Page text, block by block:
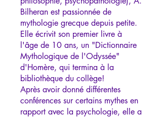
Bilheran est passionnée de
mythologie grecque depuis petite.
Elle écrivit son premier livre à
l'âge de 10 ans, un "Dictionnaire
Mythologique de l'Odyssée"
d'Homère, qui termina à la
bibliothèque du collège!
Après avoir donné différentes
conférences sur certains mythes en
rapport avec la psychologie, elle a